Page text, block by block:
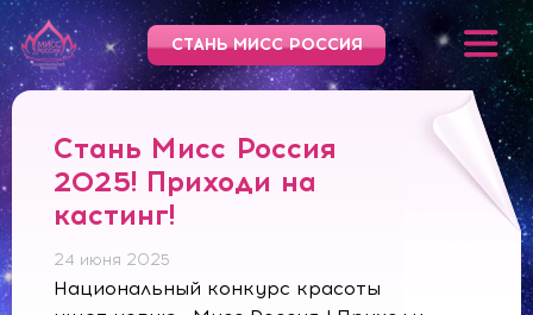
СТАНЬ МИСС РОССИЯ
Стань Мисс Россия
2025! Приходи на
кастинг!
24 июня 2025
Национальный конкурс красоты